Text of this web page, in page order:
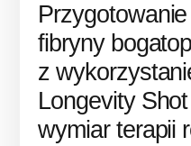
fibryny
z
Longevity
wymiar terapii